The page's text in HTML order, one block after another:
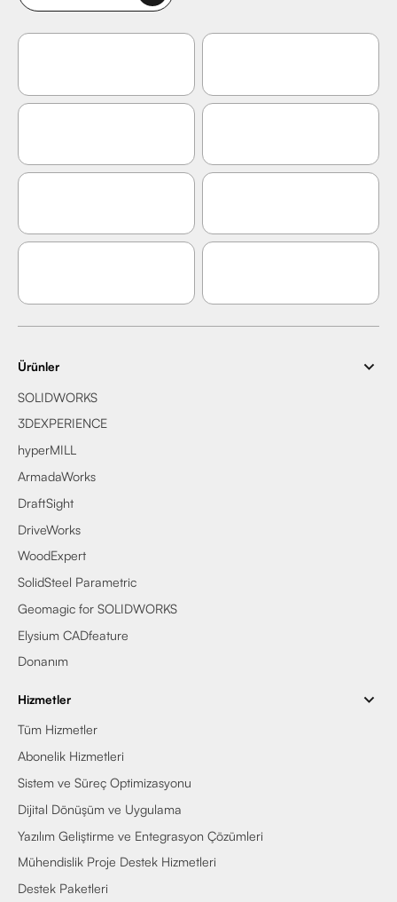
Ürünler
SOLIDWORKS
3DEXPERIENCE
hyperMILL
ArmadaWorks
DraftSight
DriveWorks
WoodExpert
SolidSteel Parametric
Geomagic for SOLIDWORKS
Elysium CADfeature
Donanım
Hizmetler
Tüm Hizmetler
Abonelik Hizmetleri
Sistem ve Süreç Optimizasyonu
Dijital Dönüşüm ve Uygulama
Yazılım Geliştirme ve Entegrasyon Çözümleri
Mühendislik Proje Destek Hizmetleri
Destek Paketleri